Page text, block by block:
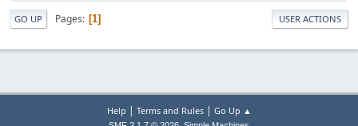
GO UP Pages 1 USER ACTIONS
Help Terms and Rules| Go Up ▲